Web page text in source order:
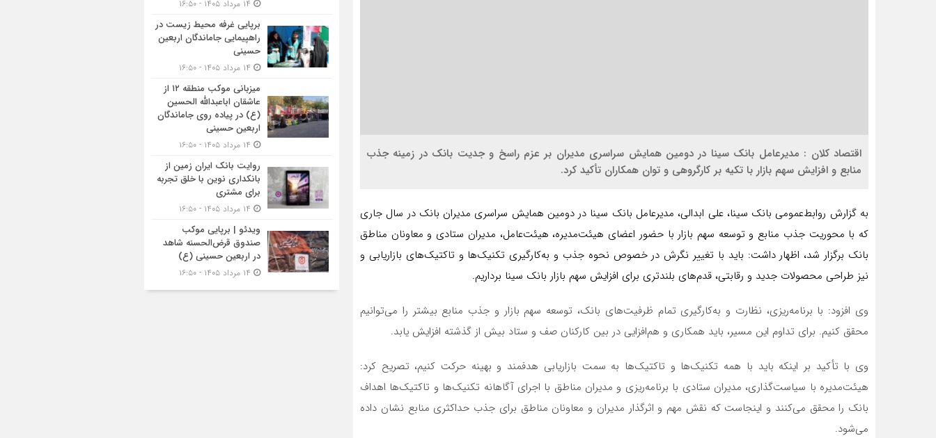
اقتصاد کلان : مدیرعامل بانک سینا در دومین همایش سراسری مدیران بر عزم راسخ و جدیت بانک در زمینه جذب
منابع و افزایش سهم بازار با تکیه بر کارگروهی و توان همکاران تأکید کرد.
به گزارش روابط‌عمومی بانک سینا، علی ابدالی، مدیرعامل بانک سینا در دومین همایش سراسری مدیران بانک در سال جاری
که با محوریت جذب منابع و توسعه سهم بازار با حضور اعضای هیئت‌مدیره، هیئت‌عامل، مدیران ستادی و معاونان مناطق
بانک برگزار شد، اظهار داشت: باید با تغییر نگرش در خصوص نحوه جذب و به‌کارگیری تکنیک‌ها و تاکتیک‌های بازاریابی و
نیز طراحی محصولات جدید و رقابتی، قدم‌های بلندتری برای افزایش سهم بازار بانک سینا برداریم.
وی افزود: با برنامه‌ریزی، نظارت و به‌کارگیری تمام ظرفیت‌های بانک، توسعه سهم بازار و جذب منابع بیشتر را می‌توانیم
محقق کنیم. برای تداوم این مسیر، باید همکاری و هم‌افزایی در بین کارکنان صف و ستاد بیش از گذشته افزایش یابد.
وی با تأکید بر اینکه باید با همه تکنیک‌ها و تاکتیک‌ها به سمت بازاریابی هدفمند و بهینه حرکت کنیم، تصریح کرد:
هیئت‌مدیره با سیاست‌گذاری، مدیران ستادی با برنامه‌ریزی و مدیران مناطق با اجرای آگاهانه تکنیک‌ها و تاکتیک‌ها اهداف
بانک را محقق می‌کنند و اینجاست که نقش مهم و اثرگذار مدیران و معاونان مناطق برای جذب حداکثری منابع نشان داده
می‌شود.
برپایی غرفه محیط زیست در
راهپیمایی جاماندگان اربعین
حسینی
میزبانی موکب منطقه ۱۲ از
عاشقان اباعبدالله الحسین
(ع) در پیاده روی جاماندگان
اربعین حسینی
روایت بانک ایران زمین از
بانکداری نوین با خلق تجربه
برای مشتری
ویدئو | برپایی موکب
صندوق قرض‌الحسنه شاهد
در اربعین حسینی (ع)